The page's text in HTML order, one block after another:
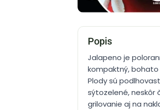
Popis
Jalapeno je
kompaktný, bohato
Plody sú
sýtozelené, neskôr
grilovanie aj na